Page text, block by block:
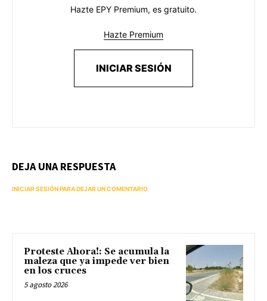
Hazte EPY Premium, es gratuito.
Hazte Premium
INICIAR SESIÓN
DEJA UNA RESPUESTA
INICIAR SESIÓN PARA DEJAR UN COMENTARIO
Proteste Ahora!: Se acumula la
maleza que ya impede ver bien
en los cruces
5 agosto 2026